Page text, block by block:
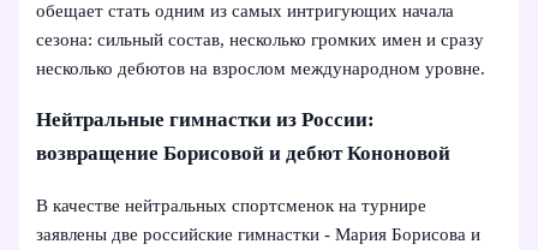
обещает стать одним из самых интригующих начала
сезона: сильный состав, несколько громких имен и сразу
несколько дебютов на взрослом международном уровне.
Нейтральные гимнастки из России:
возвращение Борисовой и дебют Кононовой
В качестве нейтральных спортсменок на турнире
заявлены две российские гимнастки - Мария Борисова и